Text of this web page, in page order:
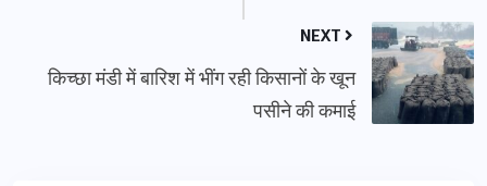
NEXT
किच्छा मंडी में बारिश में भींग रही किसानों के खून
पसीने की कमाई